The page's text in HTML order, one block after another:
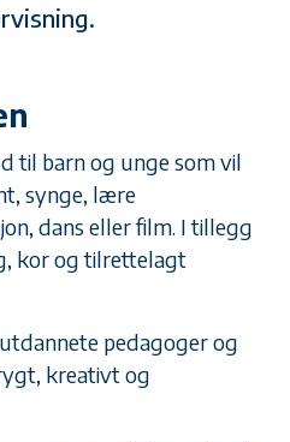
til barn og unge som vil
synge, lære
dans eller film. I tillegg
kor og tilrettelagt
pedagoger og
kreativt og